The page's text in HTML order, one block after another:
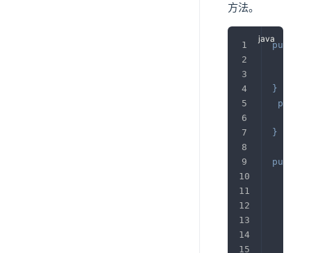
方法。
public
}
public
}
public